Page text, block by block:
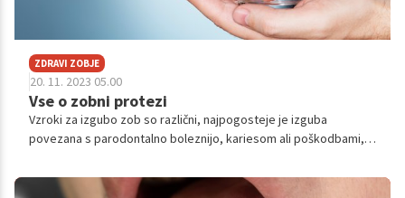
ZDRAVI ZOBJE
20. 11. 2023 05.00
Vse o zobni protezi
Vzroki za izgubo zob so različni, najpogosteje je izguba
povezana s parodontalno boleznijo, kariesom ali poškodbami,
vedno potreben razmislek, kako manjkajoče zobe nadomestiti,